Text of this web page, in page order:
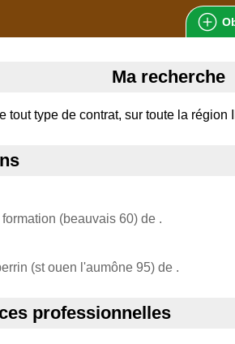
Ma recherche
tout type de contrat, sur toute la région
(beauvais 60) de .
(st ouen l'aumône 95) de .
professionnelles